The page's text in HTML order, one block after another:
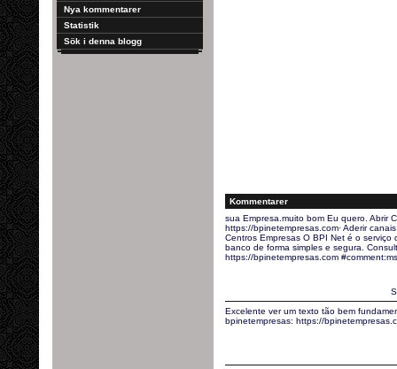
Nya kommentarer
Statistik
Sök i denna blogg
Kommentarer
sua Empresa.muito bom Eu quero. Abrir
https://bpinetempresas.com· Aderir
Centros Empresas O BPI Net é o
banco de forma simples e segura.
https://bpinetempresas.com
Excelente ver um texto tão bem
bpinetempresas: https://